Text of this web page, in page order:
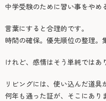
中学受験のために習い事をやめ
言葉にすると合理的です。
時間の確保。優先順位の整理。
けれど、感情はそう単純ではあ
リビングには、使い込んだ道具
何年も通った証が、そこにあり